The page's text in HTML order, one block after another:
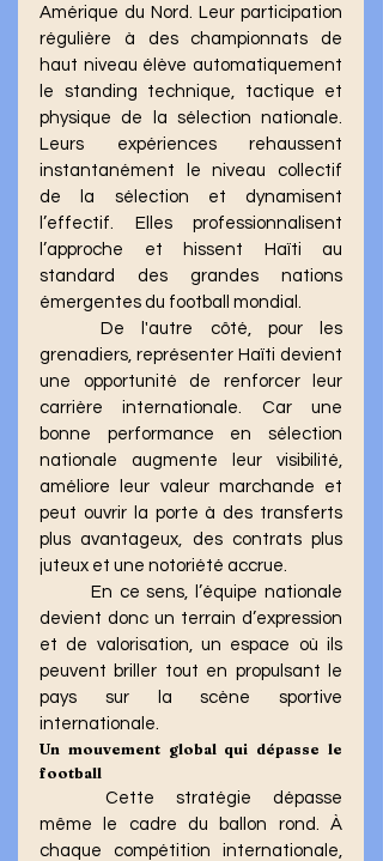
Amérique du Nord. Leur participation
régulière à des championnats de
haut niveau élève automatiquement
le standing technique, tactique et
physique de la sélection nationale.
Leurs expériences rehaussent
instantanément le niveau collectif
de la sélection et dynamisent
l’effectif. Elles professionnalisent
l’approche et hissent Haïti au
standard des grandes nations
émergentes du football mondial.
grenadiers, représenter Haïti devient
une opportunité de renforcer leur
carrière internationale. Car une
bonne performance en sélection
nationale augmente leur visibilité,
améliore leur valeur marchande et
peut ouvrir la porte à des transferts
plus avantageux, des contrats plus
juteux et une notoriété accrue.
devient donc un terrain d’expression
et de valorisation, un espace où ils
peuvent briller tout en propulsant le
pays sur la scène sportive
internationale.
Un mouvement global qui dépasse le
football
même le cadre du ballon rond. À
chaque compétition internationale,